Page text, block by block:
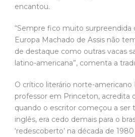
encantou.
“Sempre fico muito surpreendida
Europa Machado de Assis não
de destaque como outras vacas
latino-americana”, comenta a
O crítico literário norte-americano
professor em Princeton, acredita
quando o escritor começou a ser
inglês, era cedo demais para o
‘redescoberto’ na década de